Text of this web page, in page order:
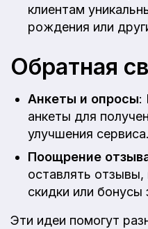
клиентам
рождения или
Обратная
Анкеты и опросы:
анкеты для
улучшения сервиса.
Поощрение
оставлять
скидки или бонусы
Эти идеи помогут